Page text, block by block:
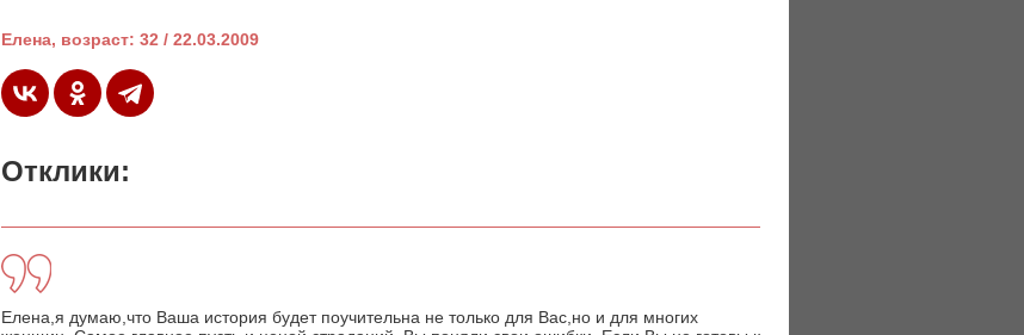
Елена, возраст: 32 / 22.03.2009
Отклики:
Елена,я думаю,что Ваша история будет поучительна не только для Вас,но и для многих